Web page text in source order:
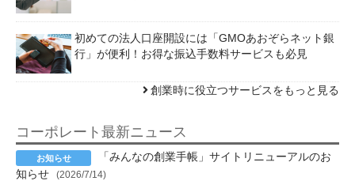
初めての法人口座開設には「GMOあおぞらネット銀
行」が便利！お得な振込手数料サービスも必見
創業時に役立つサービスをもっと見る
コーポレート最新ニュース
「みんなの創業手帳」サイトリニューアルのお
知らせ
(2026/7/14)